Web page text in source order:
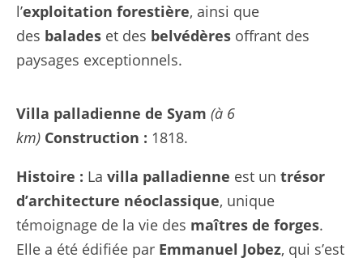
l’exploitation forestière, ainsi que
des balades et des belvédères offrant des
paysages exceptionnels.
Villa palladienne de Syam (à 6
km) Construction : 1818.
Histoire : La villa palladienne est un trésor
d’architecture néoclassique, unique
témoignage de la vie des maîtres de forges.
Elle a été édifiée par Emmanuel Jobez, qui s’est